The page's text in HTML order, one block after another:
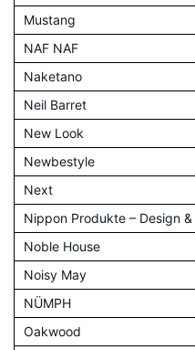
Mustang
NAF NAF
Naketano
Neil Barret
New Look
Newbestyle
Next
Nippon Produkte – Design
Noble House
Noisy May
NÜMPH
Oakwood